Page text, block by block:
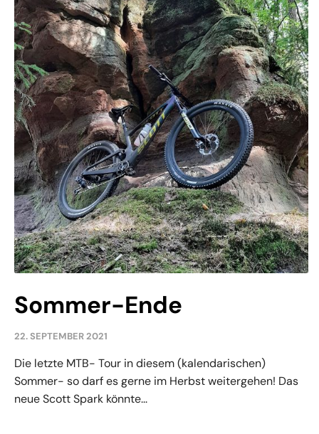
Sommer-Ende
22. SEPTEMBER 2021
Die letzte MTB- Tour in diesem (kalendarischen)
Sommer- so darf es gerne im Herbst weitergehen! Das
neue Scott Spark könnte...